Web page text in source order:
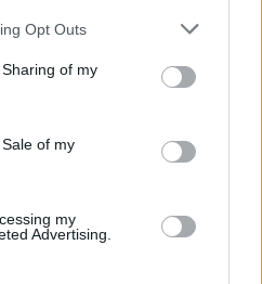
Opt Outs
of my
of my
my
Advertising.
και στο Instagram